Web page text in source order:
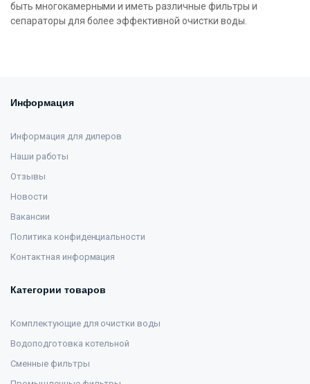
быть многокамерными и иметь различные фильтры и
сепараторы для более эффективной очистки воды.
Информация
Информация для дилеров
Наши работы
Отзывы
Новости
Вакансии
Политика конфиденциальности
Контактная информация
Категории товаров
Комплектующие для очистки воды
Водоподготовка котельной
Сменные фильтры